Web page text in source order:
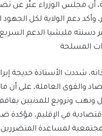
أن مجلس الوزراء عبّر عن
دعم الولاية لكل الجهود
دسنته مليشيا الدعم
المسلحة
شددت الأستاذة خديجة
والقوى العاملة، على أن
ونهب وترويع للمدنيين
في الإقليم، مؤكدة
لمساعدة المتضررين